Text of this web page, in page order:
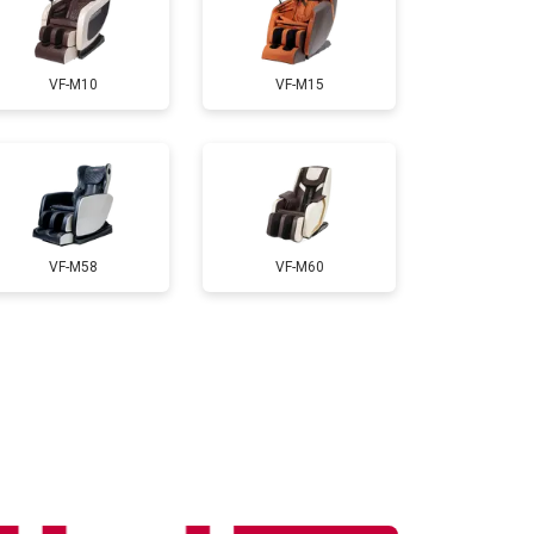
3300 ₽ Заказать
3200 ₽ Заказать
4400 ₽ Заказать
6200 ₽ Заказать
3700 ₽ Заказать
VF-M10 VF-M15
VF-M58 VF-M60